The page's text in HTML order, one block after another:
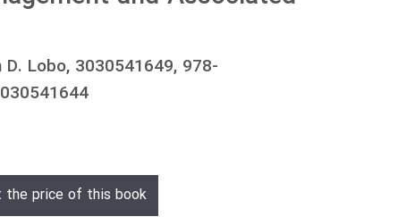
Lobo, 3030541649, 978-
the price of this book